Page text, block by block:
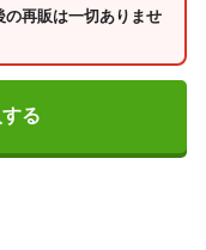
再販は一切ありませ
る